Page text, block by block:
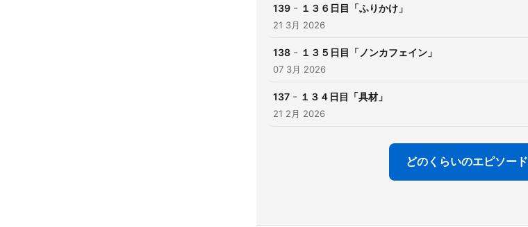
139 - １３６日目「ふりかけ」
21 3月 2026
138 - １３５日目「ノンカフェイン」
07 3月 2026
137 - １３４日目「具材」
21 2月 2026
どのくらいのエピソード